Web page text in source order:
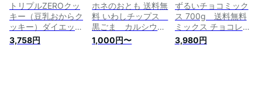
トリプルZEROクッ
キー（豆乳おからク
ッキー）ダイエット
クッキーは進化し
た！ビードットラボ
3,758円
ホネのおとも 送料無
料 いわしチップス
黒ごま カルシウ
ム ビードットラボ
ビーラボ B.LABO
1,000円〜
ずるいチョコミック
ス 700g 送料無料
ミックス チョコレー
ト ナッツ ヘルシー
スイーツ グラノーラ
3,980円